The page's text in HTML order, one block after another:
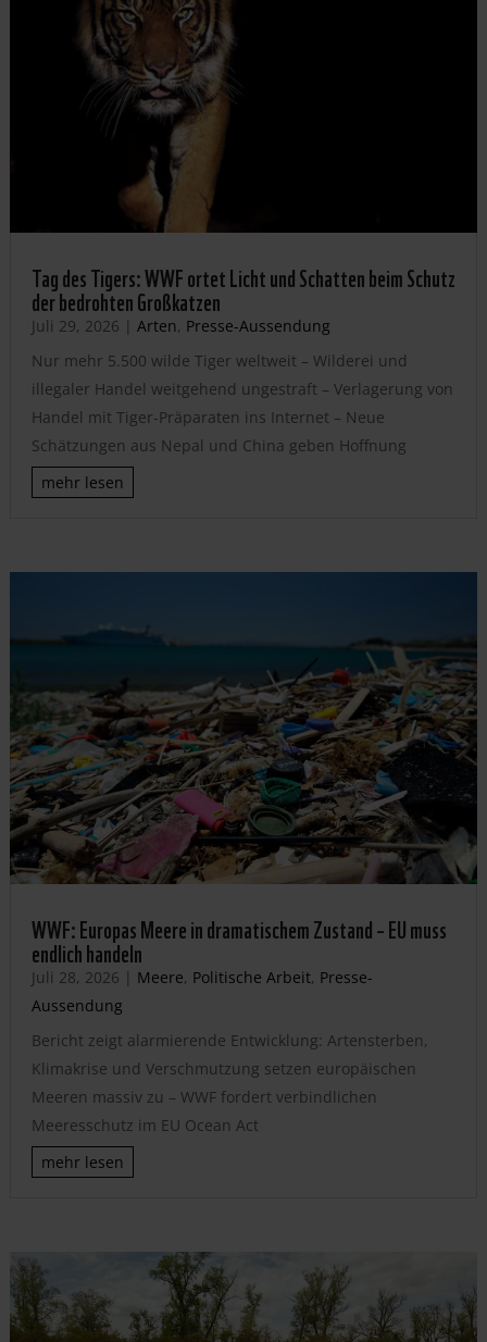
Tag des Tigers: WWF ortet Licht und Schatten beim Schutz
der bedrohten Großkatzen
Juli 29, 2026 | Arten, Presse-Aussendung
Nur mehr 5.500 wilde Tiger weltweit – Wilderei und
illegaler Handel weitgehend ungestraft – Verlagerung von
Handel mit Tiger-Präparaten ins Internet – Neue
Schätzungen aus Nepal und China geben Hoffnung
mehr lesen
WWF: Europas Meere in dramatischem Zustand – EU muss
endlich handeln
Juli 28, 2026 | Meere, Politische Arbeit, Presse-
Aussendung
Bericht zeigt alarmierende Entwicklung: Artensterben,
Klimakrise und Verschmutzung setzen europäischen
Meeren massiv zu – WWF fordert verbindlichen
Meeresschutz im EU Ocean Act
mehr lesen